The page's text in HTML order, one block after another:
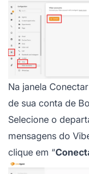
Na janela
de sua conta de
Selecione o
mensagens do
clique em “